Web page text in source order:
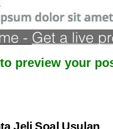
preview your
Jeli Soal Usulan